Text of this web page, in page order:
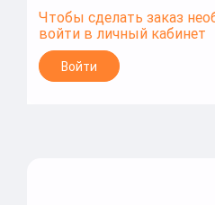
Чтобы сделать заказ
войти в личный кабинет
Войти